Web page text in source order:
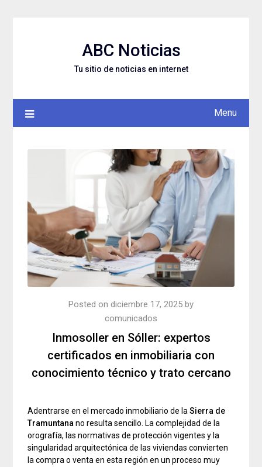
ABC Noticias
Tu sitio de noticias en internet
Menu
Inmosoller en Sóller: expertos
certificados en inmobiliaria con
conocimiento técnico y trato cercano
Posted on diciembre 17, 2025 by
comunicados
Adentrarse en el mercado inmobiliario de laSierra de
Tramuntanano resulta sencillo. La complejidad de la
orografía, las normativas de protección vigentes y la
singularidad arquitectónica de las viviendas convierten
la compra o venta en esta región en un proceso muy